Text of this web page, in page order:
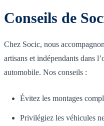
Conseils de
Chez Socic, nous
artisans et indépendants dans
automobile. Nos conseils :
Évitez les montages
Privilégiez les véhicules